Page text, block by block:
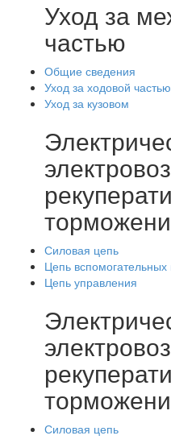
Уход за
частью
Общие сведения
Уход за ходовой частью
Уход за кузовом
Силовая цепь
Цепь
Цепь управления
Силовая цепь